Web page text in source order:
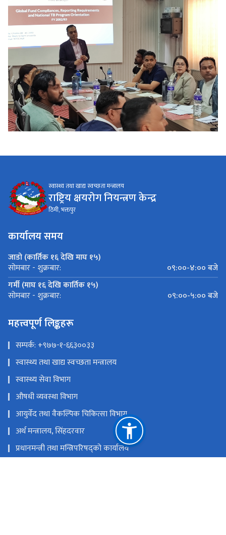
स्वास्थ्य तथा खाद्य स्वच्छता मन्त्रालय
राष्ट्रिय क्षयरोग नियन्त्रण केन्द्र
ठिमी, भक्तपुर
कार्यालय समय
जाडो (कार्तिक १६ देखि माघ १५)
सोमबार - शुक्रबार:
०९:००-४:०० बजे
गर्मी (माघ १६ देखि कार्तिक १५)
सोमबार - शुक्रबार: ०९:००-५:०० बजे
महत्त्वपूर्ण लिङ्कहरू
सम्पर्क: +९७७-१-६६३००३३
स्वास्थ्य तथा खाद्य स्वच्छता मन्त्रालय
स्वास्थ्य सेवा विभाग
औषधी व्यवस्था विभाग
आयुर्वेद तथा वैकल्पिक चिकित्सा विभाग,
अर्थ मन्त्रालय, सिंहदरवार
प्रधानमन्त्री तथा मन्त्रिपरिषद्को कार्यालय